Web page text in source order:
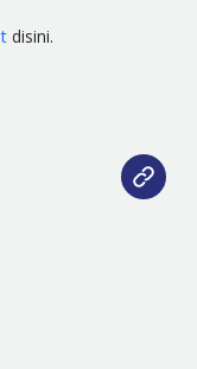
disini.